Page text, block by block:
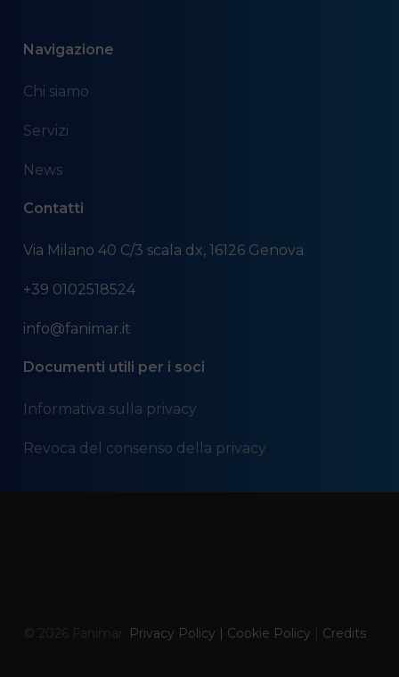
Navigazione
Chi siamo
Servizi
News
Contatti
Via Milano 40 C/3 scala dx, 16126 Genova
+39 0102518524
info@fanimar.it
Documenti utili per i soci
Informativa sulla privacy
Revoca del consenso della privacy
© 2026 Fanimar. Privacy Policy | Cookie Policy Credits